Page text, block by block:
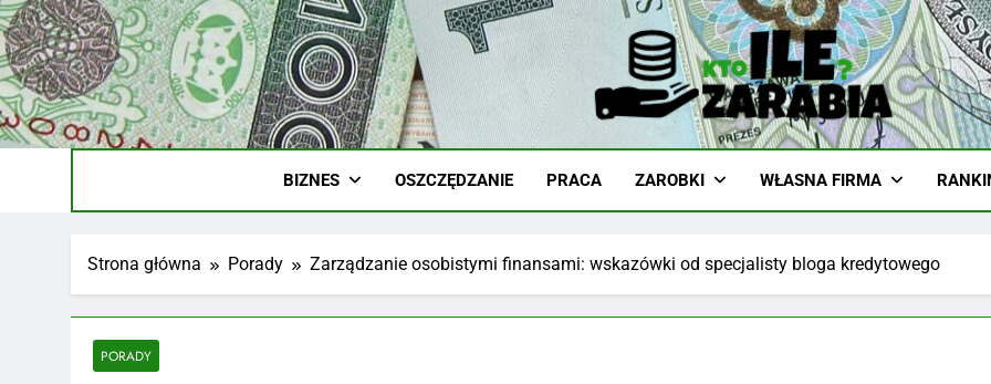
Skip
to
content
Ile-Zarabia.edu.pl
Zarobki Gwiazd, Ciekawostki I Biznes
BIZNES OSZCZĘDZANIE PRACA ZAROBKI WŁASNA FIRMA
Strona główna Porady Zarządzanie osobistymi finansami: wskazówki od specjalisty bloga kredytowego
PORADY